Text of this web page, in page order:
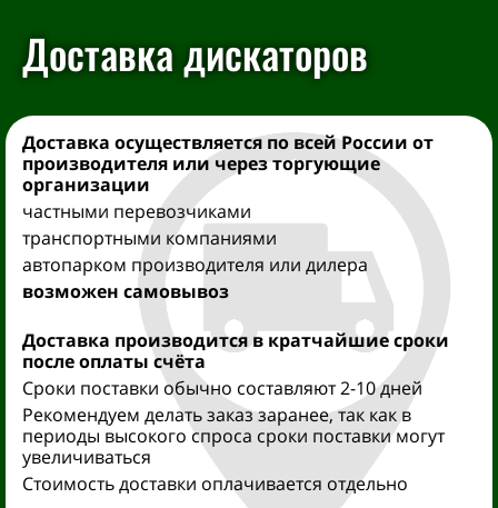
Доставка дискаторов
Доставка осуществляетсяпо всей России от
производителя или через торгующие
организации
частными перевозчиками
транспортными компаниями
автопарком производителя или дилера
возможен самовывоз
Доставка производитсяв кратчайшие сроки
после оплаты счёта
Сроки поставки обычно составляют 2-10 дней
Рекомендуем делать заказ заранее, так как в
периоды высокого спроса сроки поставки могут
увеличиваться
Стоимость доставки оплачивается отдельно